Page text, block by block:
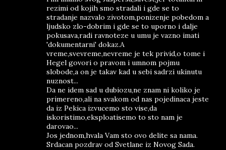
rezimi od kojih smo stradali i gde se to
stradanje nazvalo zivotom,ponizenje pobedom a
ljudsko zlo-dobrim i gde se to uporno i dalje
pokusava,radi ravnoteze u umu je vazno imati
'dokumentarni' dokaz.A
vreme,svevreme,nevreme je tek privid,o tome i
Hegel govori o pravom i umnom pojmu
slobode,a on je takav kad u sebi sadrzi ukinutu
nuznost...
Da ne idem sad u dubiozu,ne znam ni koliko je
primereno,ali na svakom od nas pojedinaca jeste
da iz Pekica izvucemo sto vise,da
iskoristimo,eksploatisemo to sto nam je
darovao...
Jos jednom,hvala Vam sto ovo delite sa nama.
Srdacan pozdrav od Svetlane iz Novog Sada.